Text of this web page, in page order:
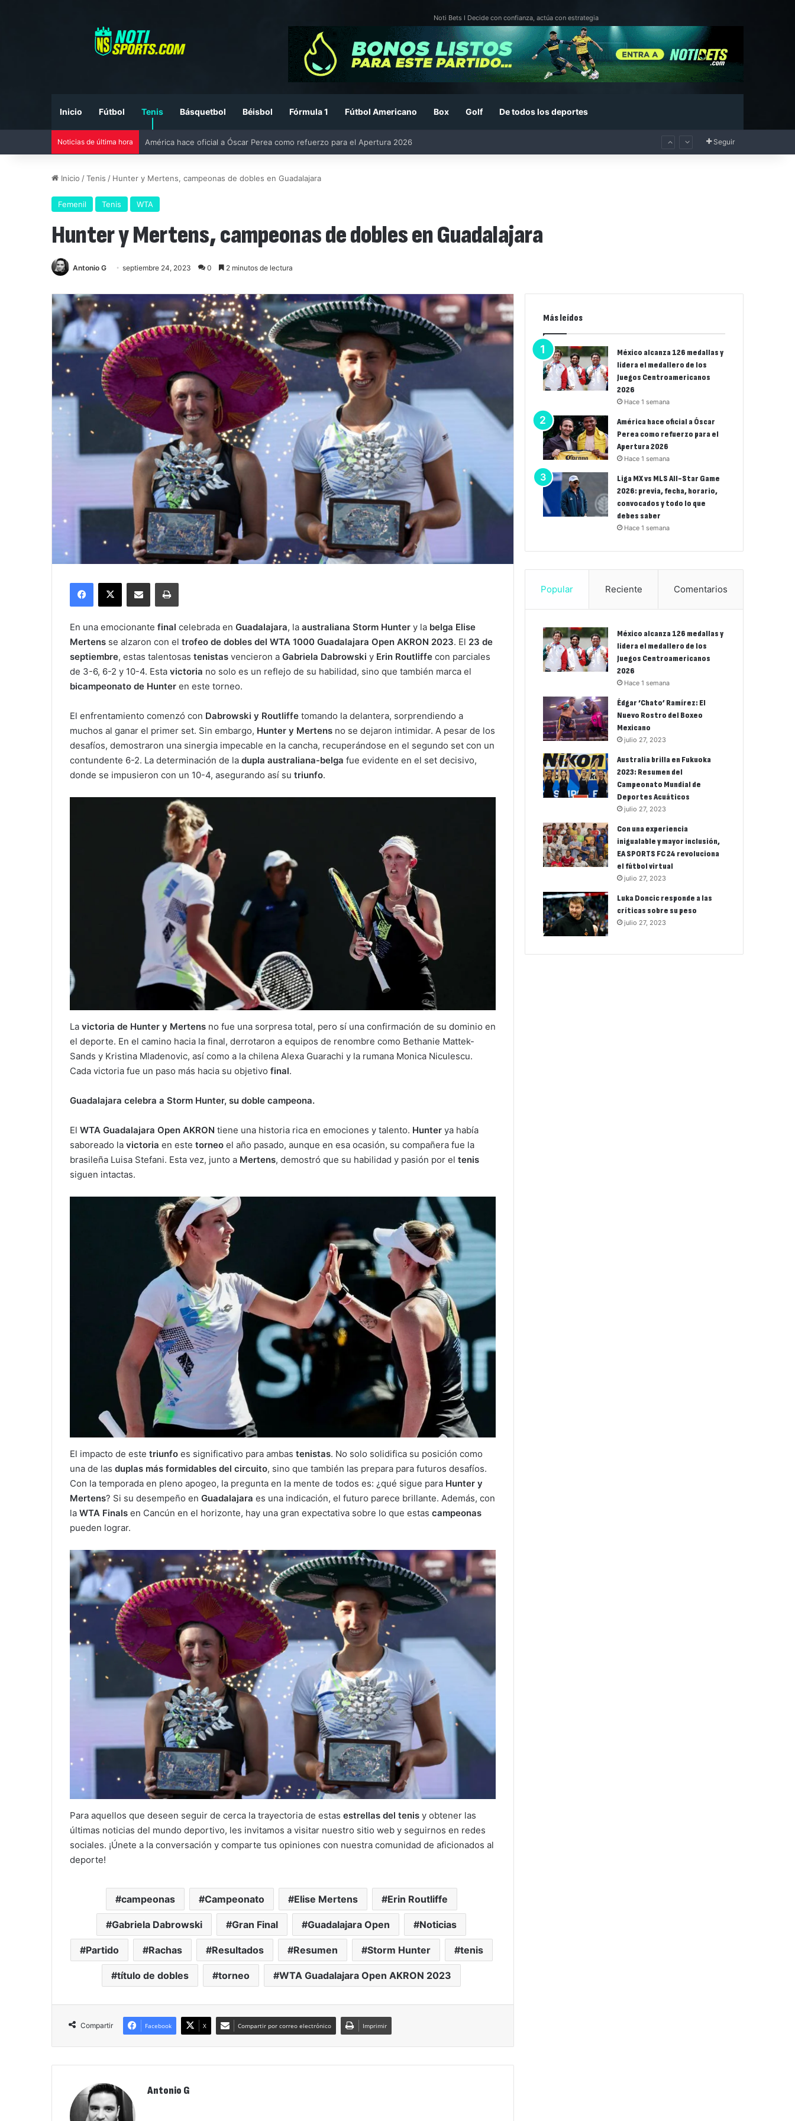
Noti Bets I Decide con confianza, actúa con estrategia
Inicio Fútbol Tenis Básquetbol Béisbol Fórmula 1 Fútbol Americano Box Golf De todos los deportes
Noticias de última hora Liga MX vs MLS All-Star Game 2026: previa, fecha, horario, convocados y todo lo que debes saber Seguir
Inicio /Tenis / Hunter y Mertens, campeonas de dobles en Guadalajara
Femenil Tenis WTA
Hunter y Mertens, campeonas de dobles en Guadalajara
Antonio G septiembre 24, 2023 0 2 minutos de lectura
Facebook
X Compartir por correo electrónicoImprimir
En una emocionante final celebrada en Guadalajara, la australiana Storm Hunter y la belga Elise
Mertens se alzaron con el trofeo de dobles del WTA 1000 Guadalajara Open AKRON 2023. El 23 de
septiembre, estas talentosas tenistas vencieron a Gabriela Dabrowski y Erin Routliffe con parciales
de 3-6, 6-2 y 10-4. Esta victoria no solo es un reflejo de su habilidad, sino que también marca el
bicampeonato de Hunter en este torneo.
El enfrentamiento comenzó con Dabrowski y Routliffe tomando la delantera, sorprendiendo a
muchos al ganar el primer set. Sin embargo, Hunter y Mertens no se dejaron intimidar. A pesar de los
desafíos, demostraron una sinergia impecable en la cancha, recuperándose en el segundo set con un
contundente 6-2. La determinación de la dupla australiana-belga fue evidente en el set decisivo,
donde se impusieron con un 10-4, asegurando así su triunfo.
La victoria de Hunter y Mertens no fue una sorpresa total, pero sí una confirmación de su dominio en
el deporte. En el camino hacia la final, derrotaron a equipos de renombre como Bethanie Mattek-
Sands y Kristina Mladenovic, así como a la chilena Alexa Guarachi y la rumana Monica Niculescu.
Cada victoria fue un paso más hacia su objetivo final.
Guadalajara celebra a Storm Hunter, su doble campeona.
El WTA Guadalajara Open AKRON tiene una historia rica en emociones y talento. Hunter ya había
saboreado la victoria en este torneo el año pasado, aunque en esa ocasión, su compañera fue la
brasileña Luisa Stefani. Esta vez, junto a Mertens, demostró que su habilidad y pasión por el tenis
siguen intactas.
El impacto de este triunfo es significativo para ambas tenistas. No solo solidifica su posición como
una de las duplas más formidables del circuito, sino que también las prepara para futuros desafíos.
Con la temporada en pleno apogeo, la pregunta en la mente de todos es: ¿qué sigue para Hunter y
Mertens? Si su desempeño en Guadalajara es una indicación, el futuro parece brillante. Además, con
la WTA Finals en Cancún en el horizonte, hay una gran expectativa sobre lo que estas campeonas
pueden lograr.
Para aquellos que deseen seguir de cerca la trayectoria de estas estrellas del tenis y obtener las
últimas noticias del mundo deportivo, les invitamos a visitar nuestro sitio web y seguirnos en redes
sociales. ¡Únete a la conversación y comparte tus opiniones con nuestra comunidad de aficionados al
deporte!
campeonas Campeonato Elise Mertens Erin Routliffe
Gabriela Dabrowski Gran Final Guadalajara Open Noticias
Partido Rachas Resultados Resumen Storm Hunter tenis
título de dobles torneo WTA Guadalajara Open AKRON 2023
Compartir Facebook X Compartir por correo electrónico Imprimir
Antonio G
Más leídos
México alcanza 126 medallas y
lidera el medallero de los
Juegos Centroamericanos
2026
Hace 1 semana
América hace oficial a Óscar
Perea como refuerzo para el
Apertura 2026
Hace 1 semana
Liga MX vs MLS All-Star Game
2026: previa, fecha, horario,
convocados y todo lo que
debes saber
Hace 1 semana
Popular Reciente Comentarios
México alcanza 126 medallas y
lidera el medallero de los
Juegos Centroamericanos
2026
Hace 1 semana
Édgar ‘Chato’ Ramírez: El
Nuevo Rostro del Boxeo
Mexicano
julio 27, 2023
Australia brilla en Fukuoka
2023: Resumen del
Campeonato Mundial de
Deportes Acuáticos
julio 27, 2023
Con una experiencia
inigualable y mayor inclusión,
EA SPORTS FC 24 revoluciona
el fútbol virtual
julio 27, 2023
Luka Doncic responde a las
críticas sobre su peso
julio 27, 2023